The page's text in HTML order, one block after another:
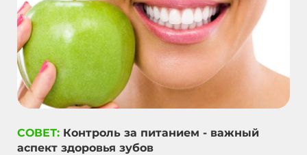
СОВЕТ: Контроль за питанием - важный
аспект здоровья зубов